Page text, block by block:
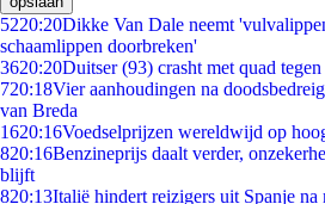
5220:20Dikke Van Dale neemt
schaamlippen doorbreken'
3620:20Duitser (93) crasht met quad
720:18Vier aanhoudingen na
van Breda
1620:16Voedselprijzen wereldwijd op
820:16Benzineprijs daalt verder,
blijft
820:13Italië hindert reizigers uit Spanje na